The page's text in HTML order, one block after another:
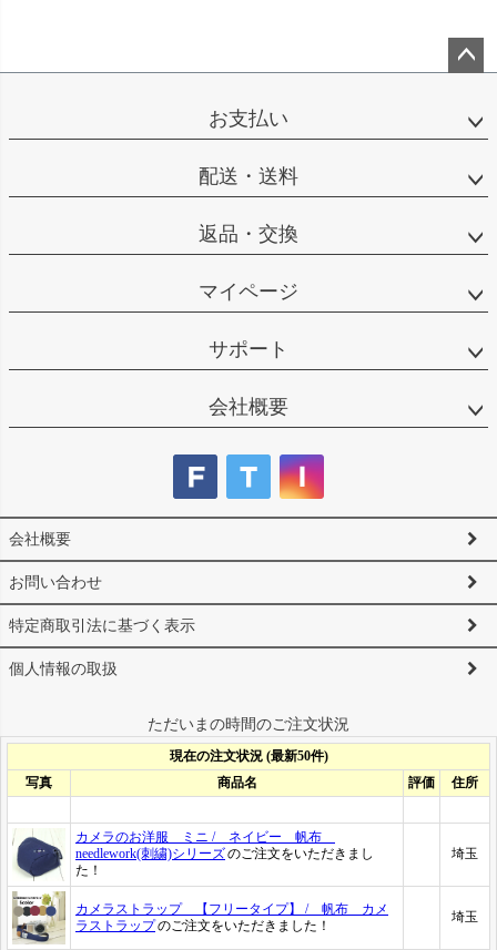
ップ
お支払い
配送・送料
返品・交換
マイページ
サポート
会社概要
会社概要
お問い合わせ
特定商取引法に基づく表示
個人情報の取扱
ただいまの時間のご注文状況